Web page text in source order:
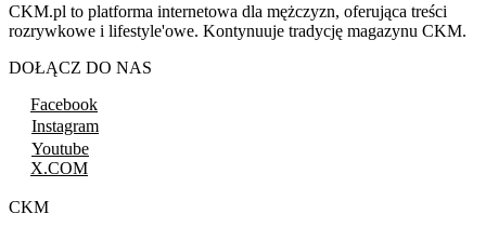
CKM.pl to platforma internetowa dla mężczyzn, oferująca treści
rozrywkowe i lifestyle'owe. Kontynuuje tradycję magazynu CKM.
DOŁĄCZ DO NAS
Facebook
Instagram
Youtube
X.COM
CKM